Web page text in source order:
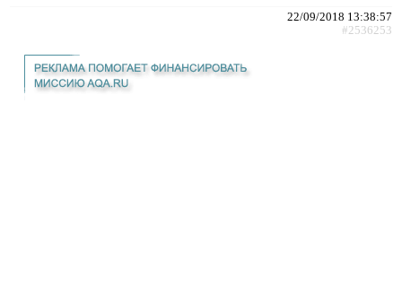
22/09/2018 13:38:57
#2536253